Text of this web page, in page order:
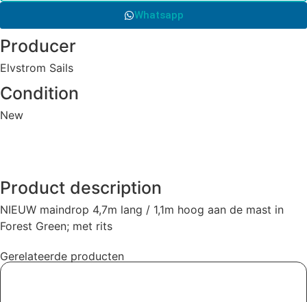
Whatsapp
Producer
Elvstrom Sails
Condition
New
Product description
NIEUW maindrop 4,7m lang / 1,1m hoog aan de mast in
Forest Green; met rits
Gerelateerde producten